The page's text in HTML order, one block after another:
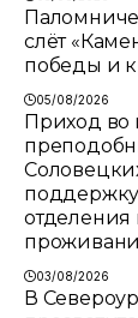
слёт
победы и
05/08/2026
Приход во
отделения
03/08/2026
В